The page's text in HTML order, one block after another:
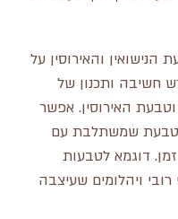
הנישואין והאירוסין על
חשיבה ותכנון של
האירוסין. אפשר
טבעת שמשתלבת עם
דוגמא לטבעות
ויהלומים שעיצבה